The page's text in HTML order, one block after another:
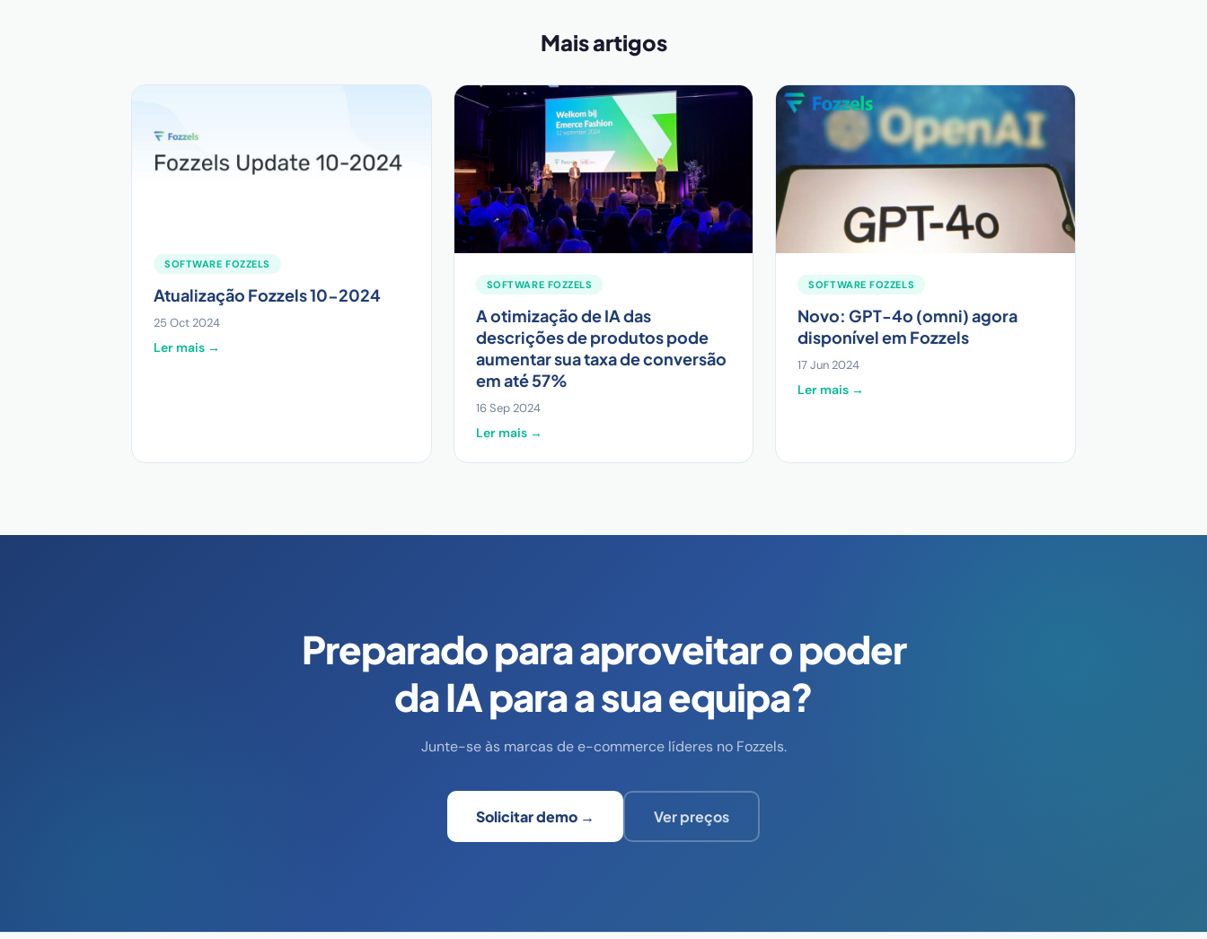
Mais artigos
SOFTWARE FOZZELS
Atualização Fozzels 10-2024
25 Oct 2024
Ler mais →
SOFTWARE FOZZELS
A otimização de IA das
descrições de produtos pode
aumentar sua taxa de conversão
em até 57%
16 Sep 2024
Ler mais →
SOFTWARE FOZZELS
Novo: GPT-4o (omni) agora
disponível em Fozzels
17 Jun 2024
Ler mais →
Preparado para aproveitar o poder
da IA para a sua equipa?
Junte-se às marcas de e-commerce líderes no Fozzels.
Solicitar demo → Ver preços